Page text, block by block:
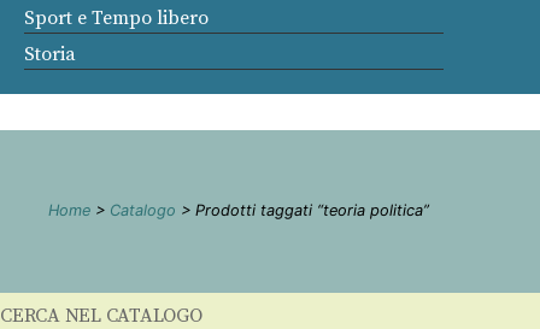
Sport e Tempo libero
Storia
Home > Catalogo > Prodotti taggati “teoria politica”
CERCA NEL CATALOGO